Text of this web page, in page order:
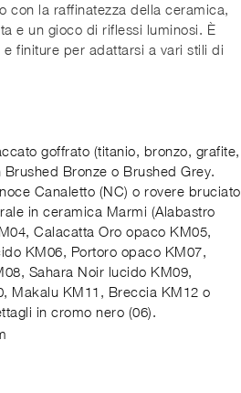
con la raffinatezza della ceramica,
e un gioco di riflessi luminosi. È
finiture per adattarsi a vari stili di
goffrato (titanio, bronzo, grafite,
Bronze o Brushed Grey.
Canaletto (NC) o rovere bruciato
in ceramica Marmi (Alabastro
Calacatta Oro opaco KM05,
KM06, Portoro opaco KM07,
Sahara Noir lucido KM09,
Makalu KM11, Breccia KM12 o
in cromo nero (06).